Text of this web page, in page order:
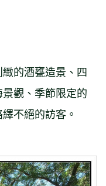
的酒甕造景、四
觀、季節限定的
不絕的訪客。